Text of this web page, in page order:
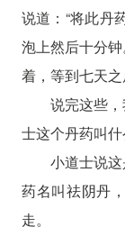
说道：“将此丹
泡上然后十分
着，等到七天
说完这些
士这个丹药叫什
小道士说
药名叫祛阴丹
走。